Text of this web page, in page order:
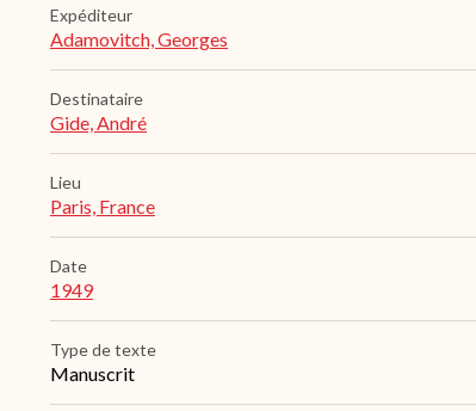
Expéditeur
Adamovitch, Georges
Destinataire
Gide, André
Lieu
Paris, France
Date
1949
Type de texte
Manuscrit